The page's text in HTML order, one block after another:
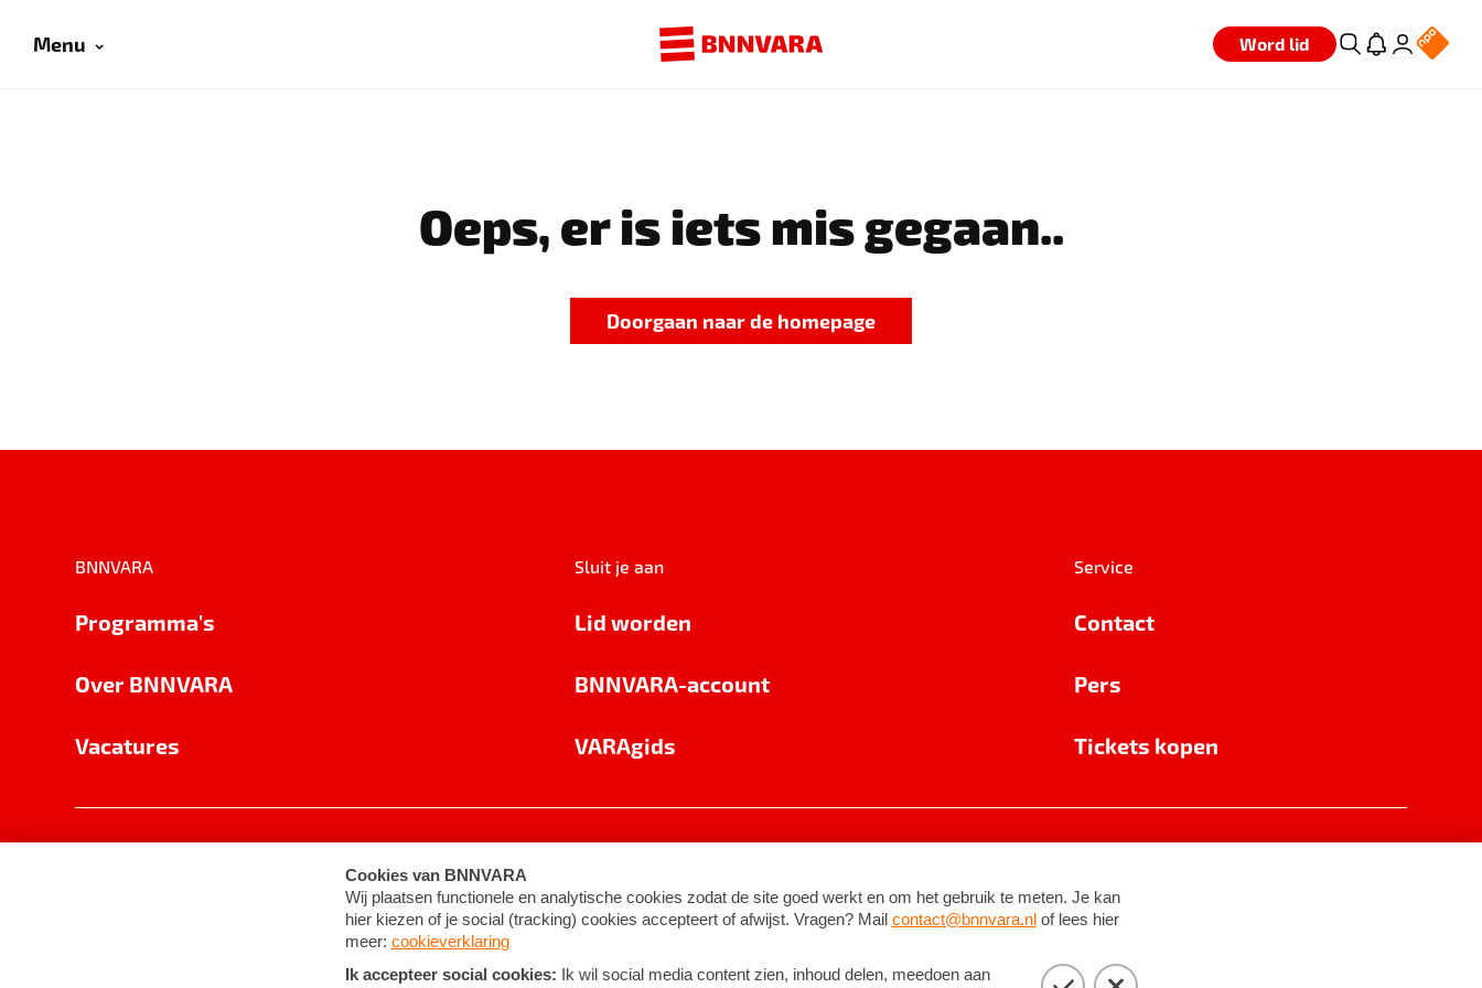
Menu Word lid
Oeps, er is iets mis gegaan..
Doorgaan naar de homepage
BNNVARA
Programma's
Over BNNVARA
Vacatures
Sluit je aan
Lid worden
BNNVARA-account
VARAgids
Service
Contact
Pers
Tickets kopen
Cookie-instellingen Algemene voorwaarden ©2026BNNVARA